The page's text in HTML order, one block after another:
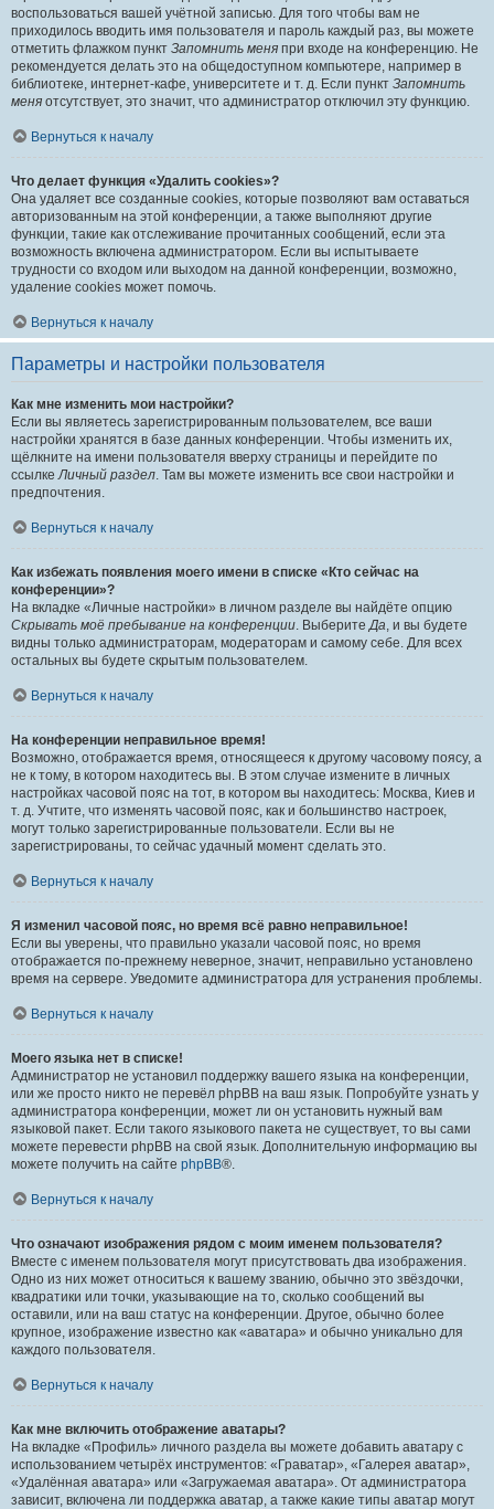
воспользоваться вашей учётной записью. Для того чтобы вам не
приходилось вводить имя пользователя и пароль каждый раз, вы можете
отметить флажком пункт Запомнить меня при входе на конференцию. Не
рекомендуется делать это на общедоступном компьютере, например в
библиотеке, интернет-кафе, университете и т. д. Если пункт Запомнить
меня отсутствует, это значит, что администратор отключил эту функцию.
Вернуться к началу
Что делает функция «Удалить cookies»?
Она удаляет все созданные cookies, которые позволяют вам оставаться
авторизованным на этой конференции, а также выполняют другие
функции, такие как отслеживание прочитанных сообщений, если эта
возможность включена администратором. Если вы испытываете
трудности со входом или выходом на данной конференции, возможно,
удаление cookies может помочь.
Вернуться к началу
Параметры и настройки пользователя
Как мне изменить мои настройки?
Если вы являетесь зарегистрированным пользователем, все ваши
настройки хранятся в базе данных конференции. Чтобы изменить их,
щёлкните на имени пользователя вверху страницы и перейдите по
ссылкеЛичный раздел. Там вы можете изменить все свои настройки и
предпочтения.
Вернуться к началу
Как избежать появления моего имени в списке «Кто сейчас на
конференции»?
На вкладке «Личные настройки» в личном разделе вы найдёте опцию
Скрывать моё пребывание на конференции. ВыберитеДа, и вы будете
видны только администраторам, модераторам и самому себе. Для всех
остальных вы будете скрытым пользователем.
Вернуться к началу
На конференции неправильное время!
Возможно, отображается время, относящееся к другому часовому поясу, а
не к тому, в котором находитесь вы. В этом случае измените в личных
настройках часовой пояс на тот, в котором вы находитесь: Москва, Киев и
т. д. Учтите, что изменять часовой пояс, как и большинство настроек,
могут только зарегистрированные пользователи. Если вы не
зарегистрированы, то сейчас удачный момент сделать это.
Вернуться к началу
Я изменил часовой пояс, но время всё равно неправильное!
Если вы уверены, что правильно указали часовой пояс, но время
отображается по-прежнему неверное, значит, неправильно установлено
время на сервере. Уведомите администратора для устранения проблемы.
Вернуться к началу
Моего языка нет в списке!
Администратор не установил поддержку вашего языка на конференции,
или же просто никто не перевёл phpBB на ваш язык. Попробуйте узнать у
администратора конференции, может ли он установить нужный вам
языковой пакет. Если такого языкового пакета не существует, то вы сами
можете перевести phpBB на свой язык. Дополнительную информацию вы
можете получить на сайте phpBB®.
Вернуться к началу
Что означают изображения рядом с моим именем пользователя?
Вместе с именем пользователя могут присутствовать два изображения.
Одно из них может относиться к вашему званию, обычно это звёздочки,
квадратики или точки, указывающие на то, сколько сообщений вы
оставили, или на ваш статус на конференции. Другое, обычно более
крупное, изображение известно как «аватара» и обычно уникально для
каждого пользователя.
Вернуться к началу
Как мне включить отображение аватары?
На вкладке «Профиль» личного раздела вы можете добавить аватару с
использованием четырёх инструментов: «Граватар», «Галерея аватар»,
«Удалённая аватара» или «Загружаемая аватара». От администратора
зависит, включена ли поддержка аватар, а также какие типы аватар могут